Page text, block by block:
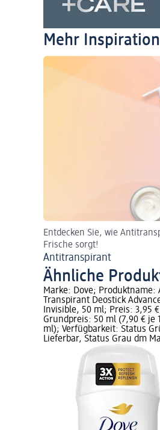
Mehr
Entdecken Sie, wie
Frische sorgt!
Antitranspirant
Ähnliche
Marke: Dove; Produktname:
Transpirant Deostick
Invisible, 50 ml; Preis: 3,95
Grundpreis: 50 ml (7,90 € je
ml); Verfügbarkeit: Status
Lieferbar, Status Grau dm